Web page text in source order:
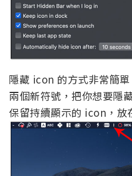
隱藏 icon 的方式非常簡
兩個新符號，把你想要隱
保留持續顯示的 icon，放